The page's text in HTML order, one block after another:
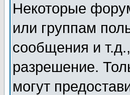
Некоторые
или группам
сообщения и
разрешение.
могут